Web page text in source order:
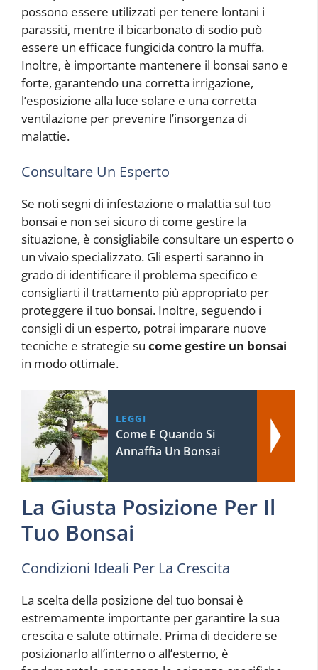
possono essere utilizzati per tenere lontani i
parassiti, mentre il bicarbonato di sodio può
essere un efficace fungicida contro la muffa.
Inoltre, è importante mantenere il bonsai sano e
forte, garantendo una corretta irrigazione,
l’esposizione alla luce solare e una corretta
ventilazione per prevenire l’insorgenza di
malattie.
Consultare Un Esperto
Se noti segni di infestazione o malattia sul tuo
bonsai e non sei sicuro di come gestire la
situazione, è consigliabile consultare un esperto o
un vivaio specializzato. Gli esperti saranno in
grado di identificare il problema specifico e
consigliarti il trattamento più appropriato per
proteggere il tuo bonsai. Inoltre, seguendo i
consigli di un esperto, potrai imparare nuove
tecniche e strategie su come gestire un bonsai
in modo ottimale.
LEGGI
Come E Quando Si
Annaffia Un Bonsai
La Giusta Posizione Per Il
Tuo Bonsai
Condizioni Ideali Per La Crescita
La scelta della posizione del tuo bonsai è
estremamente importante per garantire la sua
crescita e salute ottimale. Prima di decidere se
posizionarlo all’interno o all’esterno, è